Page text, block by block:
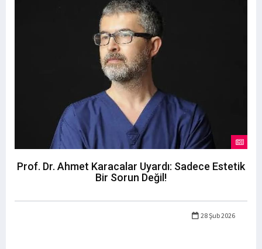
Prof. Dr. Ahmet Karacalar Uyardı: Sadece Estetik
Bir Sorun Değil!
28 Şub 2026